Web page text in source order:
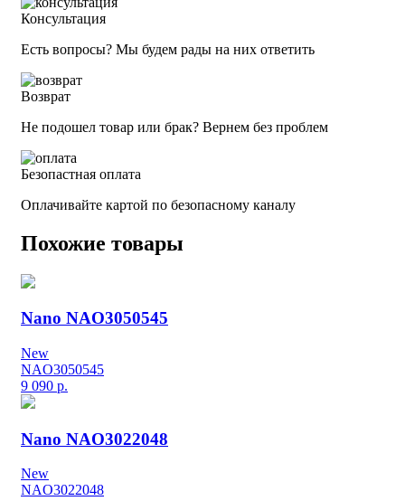
Консультация
Есть вопросы? Мы будем рады на них ответить
Возврат
Не подошел товар или брак? Вернем без проблем
Безопастная оплата
Оплачивайте картой по безопасному каналу
Похожие товары
Nano NAO3050545
New
NAO3050545
9 090 р.
Nano NAO3022048
New
NAO3022048